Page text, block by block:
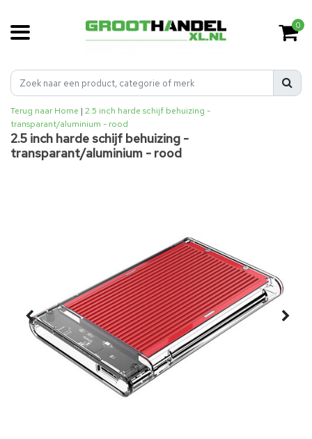
0
Terug naar Home | 2.5 inch harde schijf behuizing -
transparant/aluminium - rood
2.5 inch harde schijf behuizing -
transparant/aluminium - rood